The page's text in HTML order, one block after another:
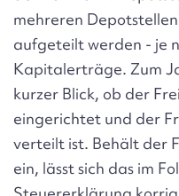
mehreren
aufgeteilt werden - je
Kapitalerträge. Zum
kurzer Blick, ob der
eingerichtet und der
verteilt ist. Behält der
ein, lässt sich das im